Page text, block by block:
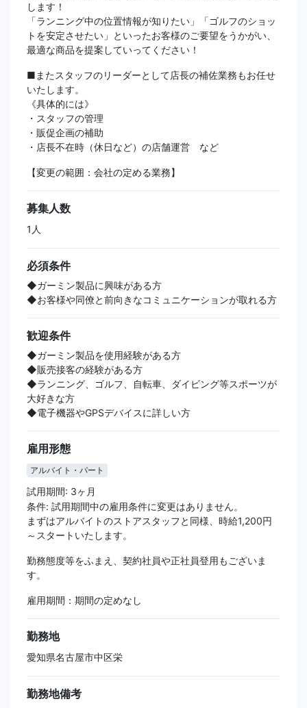
します！
「ランニング中の位置情報が知りたい」「ゴルフのショッ
トを安定させたい」といったお客様のご要望をうかがい、
最適な商品を提案していってください！
■またスタッフのリーダーとして店長の補佐業務もお任せ
いたします。
《具体的には》
・スタッフの管理
・販促企画の補助
・店長不在時（休日など）の店舗運営 など
【変更の範囲：会社の定める業務】
募集人数
1人
必須条件
◆ガーミン製品に興味がある方
◆お客様や同僚と前向きなコミュニケーションが取れる方
歓迎条件
◆ガーミン製品を使用経験がある方
◆販売接客の経験がある方
◆ランニング、ゴルフ、自転車、ダイビング等スポーツが
大好きな方
◆電子機器やGPSデバイスに詳しい方
雇用形態
アルバイト・パート
試用期間: 3ヶ月
条件: 試用期間中の雇用条件に変更はありません。
まずはアルバイトのストアスタッフと同様、時給1,200円
～スタートいたします。
勤務態度等をふまえ、契約社員や正社員登用もございま
す。
雇用期間：期間の定めなし
勤務地
愛知県名古屋市中区栄
勤務地備考